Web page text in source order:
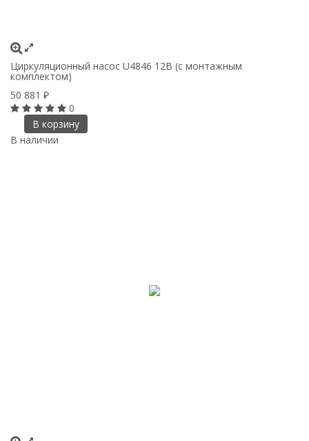
Циркуляционный насос U4846 12В (с монтажным
комплектом)
50 881
₽
0
В корзину
В наличии